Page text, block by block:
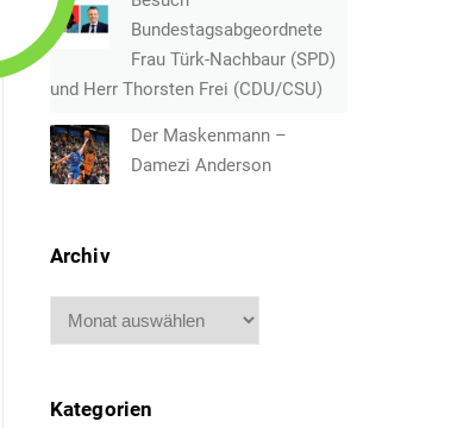
Bundestagsabgeordnete
Frau Türk-Nachbaur (SPD)
und Herr Thorsten Frei (CDU/CSU)
Der Maskenmann –
Damezi Anderson
Archiv
Archiv
Kategorien